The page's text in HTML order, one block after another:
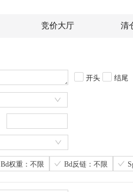
竞价大厅 清
开头 结尾
Bd权重：不限 Bd反链：不限